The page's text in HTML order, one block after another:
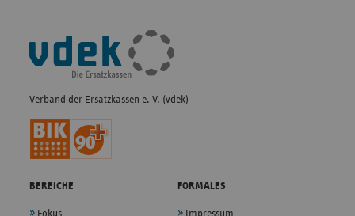
Fußleisten-
Navigation
Verband der Ersatzkassen e. V. (vdek)
BEREICHE
Fokus
FORMALES
Impressum